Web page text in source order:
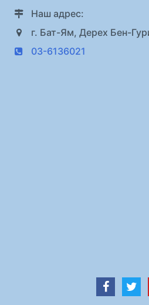
Наш адрес:
г. Бат-Ям, Дерех Бен-
03-6136021